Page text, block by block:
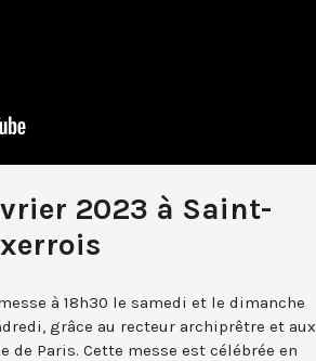
2023 à Saint-
à 18h30 le samedi et le dimanche
grâce au recteur archiprêtre et aux
de Paris. Cette messe est célébrée en